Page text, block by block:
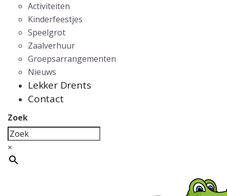
Activiteiten
Kinderfeestjes
Speelgrot
Zaalverhuur
Groepsarrangementen
Nieuws
Lekker Drents
Contact
Zoek
×